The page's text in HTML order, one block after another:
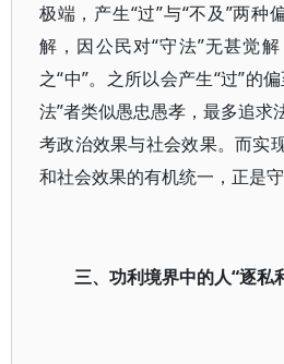
极端，产生“过”与“不及”两种
解，因公民对“守法”无甚觉
之“中”。之所以会产生“过”的
法”者类似愚忠愚孝，最多追求
考政治效果与社会效果。而实
和社会效果的有机统一，正是守
三、功利境界中的人“逐私